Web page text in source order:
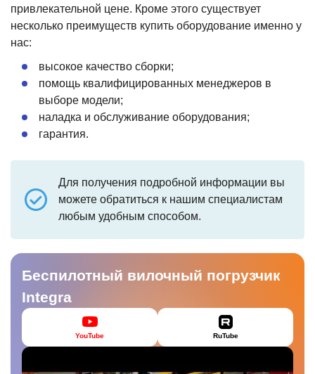
привлекательной цене. Кроме этого существует
несколько преимуществ купить оборудование именно у
нас:
высокое качество сборки;
помощь квалифицированных менеджеров в
выборе модели;
наладка и обслуживание оборудования;
гарантия.
Для получения подробной информации вы
можете обратиться к нашим специалистам
любым удобным способом.
Беспилотный вилочный погрузчик
Integra
YouTube RuTube